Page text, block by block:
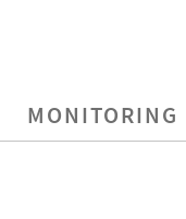
MONITORING